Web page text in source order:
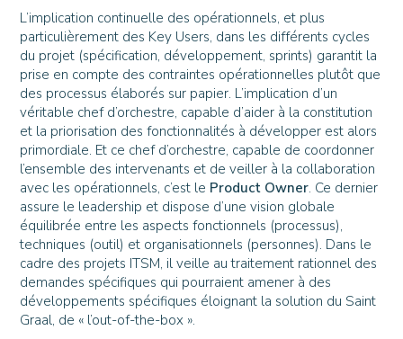
L’implication continuelle des opérationnels, et plus
particulièrement des Key Users, dans les différents cycles
du projet (spécification, développement, sprints) garantit la
prise en compte des contraintes opérationnelles plutôt que
des processus élaborés sur papier. L’implication d’un
véritable chef d’orchestre, capable d’aider à la constitution
et la priorisation des fonctionnalités à développer est alors
primordiale. Et ce chef d’orchestre, capable de coordonner
l’ensemble des intervenants et de veiller à la collaboration
avec les opérationnels, c’est le Product Owner. Ce dernier
assure le leadership et dispose d’une vision globale
équilibrée entre les aspects fonctionnels (processus),
techniques (outil) et organisationnels (personnes). Dans le
cadre des projets ITSM, il veille au traitement rationnel des
demandes spécifiques qui pourraient amener à des
développements spécifiques éloignant la solution du Saint
Graal, de « l’out-of-the-box ».